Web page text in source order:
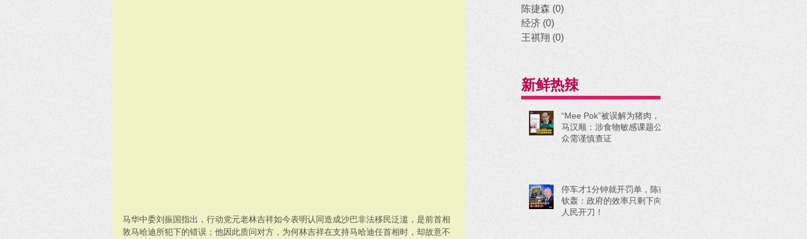
马华中委刘振国指出，行动党元老林吉祥如今表明认同造成沙巴非法移民泛滥，是前首相
敦马哈迪所犯下的错误；他因此质问对方，为何林吉祥在支持马哈迪任首相时，却故意不
陈捷森 (0)
经济 (0)
王祺翔 (0)
新鲜热辣
“Mee Pok”被误解为猪肉，
马汉顺：涉食物敏感课题公
众需谨慎查证
停车才1分钟就开罚单，陈德
钦轰：政府的效率只剩下向
人民开刀！